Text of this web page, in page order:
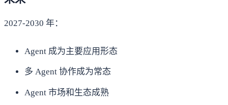
2027-2030 年：
Agent 成为主要应用形态
多 Agent 协作成为常态
Agent 市场和生态成熟